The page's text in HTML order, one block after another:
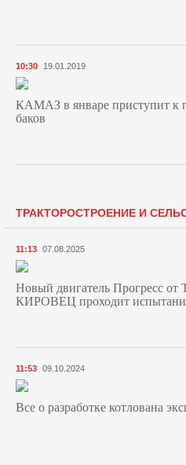
10:30 19.01.2019
КАМАЗ в январе приступит к
баков
ТРАКТОРОСТРОЕНИЕ И
11:13 07.08.2025
Новый двигатель Прогресс от
КИРОВЕЦ проходит
11:53 09.10.2024
Все о разработке котлована